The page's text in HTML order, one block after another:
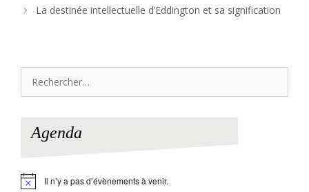
La destinée intellectuelle d’Eddington et sa signification
Agenda
N
Il n’y a pas d’évènements à venir.